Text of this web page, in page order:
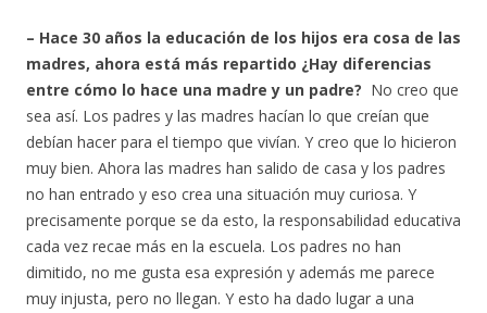
– Hace 30 años la educación de los hijos era cosa de las
madres, ahora está más repartido ¿Hay diferencias
entre cómo lo hace una madre y un padre? No creo que
sea así. Los padres y las madres hacían lo que creían que
debían hacer para el tiempo que vivían. Y creo que lo hicieron
muy bien. Ahora las madres han salido de casa y los padres
no han entrado y eso crea una situación muy curiosa. Y
precisamente porque se da esto, la responsabilidad educativa
cada vez recae más en la escuela. Los padres no han
dimitido, no me gusta esa expresión y además me parece
muy injusta, pero no llegan. Y esto ha dado lugar a una